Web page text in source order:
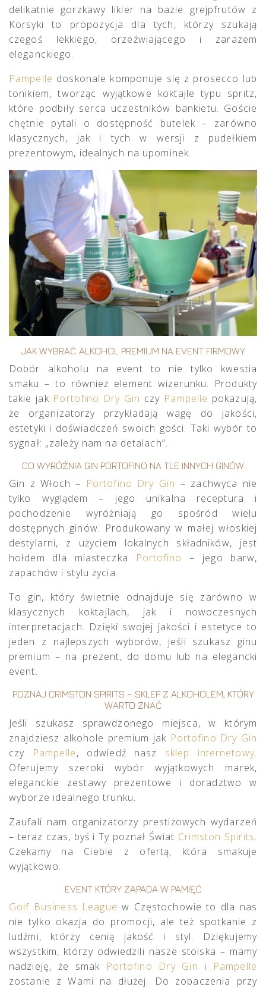
delikatnie gorzkawy likier na bazie grejpfrutów z
Korsyki to propozycja dla tych, którzy szukają
czegoś lekkiego, orzeźwiającego i zarazem
eleganckiego.
Pampelle doskonale komponuje się z prosecco lub
tonikiem, tworząc wyjątkowe koktajle typu spritz,
które podbiły serca uczestników bankietu. Goście
chętnie pytali o dostępność butelek – zarówno
klasycznych, jak i tych w wersji z pudełkiem
prezentowym, idealnych na upominek.
JAK WYBRAĆ ALKOHOL PREMIUM NA EVENT FIRMOWY
Dobór alkoholu na event to nie tylko kwestia
smaku – to również element wizerunku. Produkty
takie jak Portofino Dry Gin czy Pampelle pokazują,
że organizatorzy przykładają wagę do jakości,
estetyki i doświadczeń swoich gości. Taki wybór to
sygnał: „zależy nam na detalach”.
CO WYRÓŻNIA GIN PORTOFINO NA TLE INNYCH GINÓW
Gin z Włoch – Portofino Dry Gin – zachwyca nie
tylko wyglądem – jego unikalna receptura i
pochodzenie wyróżniają go spośród wielu
dostępnych ginów. Produkowany w małej włoskiej
destylarni, z użyciem lokalnych składników, jest
hołdem dla miasteczka
Portofino
– jego barw,
zapachów i stylu życia.
To gin, który świetnie odnajduje się zarówno w
klasycznych koktajlach, jak i nowoczesnych
interpretacjach. Dzięki swojej jakości i estetyce to
jeden z najlepszych wyborów, jeśli szukasz ginu
premium – na prezent, do domu lub na elegancki
event.
POZNAJ CRIMSTON SPIRITS – SKLEP Z ALKOHOLEM, KTÓRY
WARTO ZNAĆ
Jeśli szukasz sprawdzonego miejsca, w którym
znajdziesz alkohole premium jak Portofino Dry Gin
czy
Pampelle, odwiedź nasz sklep internetowy.
Oferujemy szeroki wybór wyjątkowych marek,
eleganckie zestawy prezentowe i doradztwo w
wyborze idealnego trunku.
Zaufali nam organizatorzy prestiżowych wydarzeń
– teraz czas, byś i Ty poznał Świat Crimston Spirits.
Czekamy na Ciebie z ofertą, która smakuje
wyjątkowo.
EVENT KTÓRY ZAPADA W PAMIĘĆ
Golf Business League w Częstochowie to dla nas
nie tylko okazja do promocji, ale też spotkanie z
ludźmi, którzy cenią jakość i styl. Dziękujemy
wszystkim, którzy odwiedzili nasze stoiska – mamy
nadzieję, że smak Portofino Dry Gin i Pampelle
zostanie z Wami na dłużej. Do zobaczenia przy